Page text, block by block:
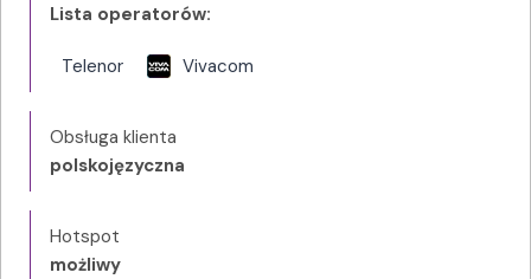
Lista operatorów:
Telenor Vivacom
Obsługa klienta
polskojęzyczna
Hotspot
możliwy